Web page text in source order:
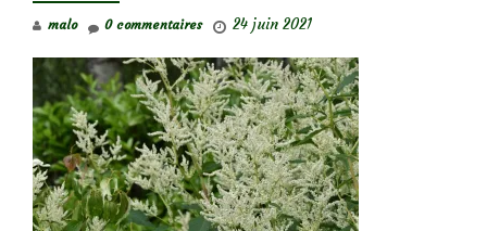
malo 24 juin 2021
0 commentaires